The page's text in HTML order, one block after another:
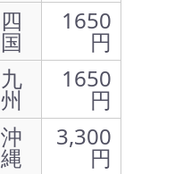
四
国
1650
円
九
州
1650
円
沖
縄
3,300
円